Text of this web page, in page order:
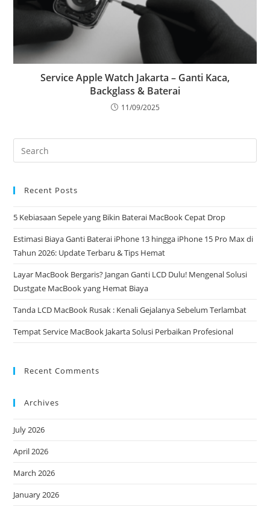
Service Apple Watch Jakarta – Ganti Kaca,
Backglass & Baterai
11/09/2025
Recent Posts
5 Kebiasaan Sepele yang Bikin Baterai MacBook Cepat Drop
Estimasi Biaya Ganti Baterai iPhone 13 hingga iPhone 15 Pro Max di
Tahun 2026: Update Terbaru & Tips Hemat
Layar MacBook Bergaris? Jangan Ganti LCD Dulu! Mengenal Solusi
Dustgate MacBook yang Hemat Biaya
Tanda LCD MacBook Rusak : Kenali Gejalanya Sebelum Terlambat
Tempat Service MacBook Jakarta Solusi Perbaikan Profesional
Recent Comments
Archives
July 2026
April 2026
March 2026
January 2026